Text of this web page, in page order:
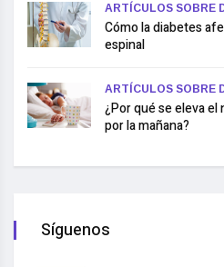
ARTÍCULOS SOBRE
Cómo la diabetes
espinal
ARTÍCULOS SOBRE
¿Por qué se eleva el
por la mañana?
Síguenos